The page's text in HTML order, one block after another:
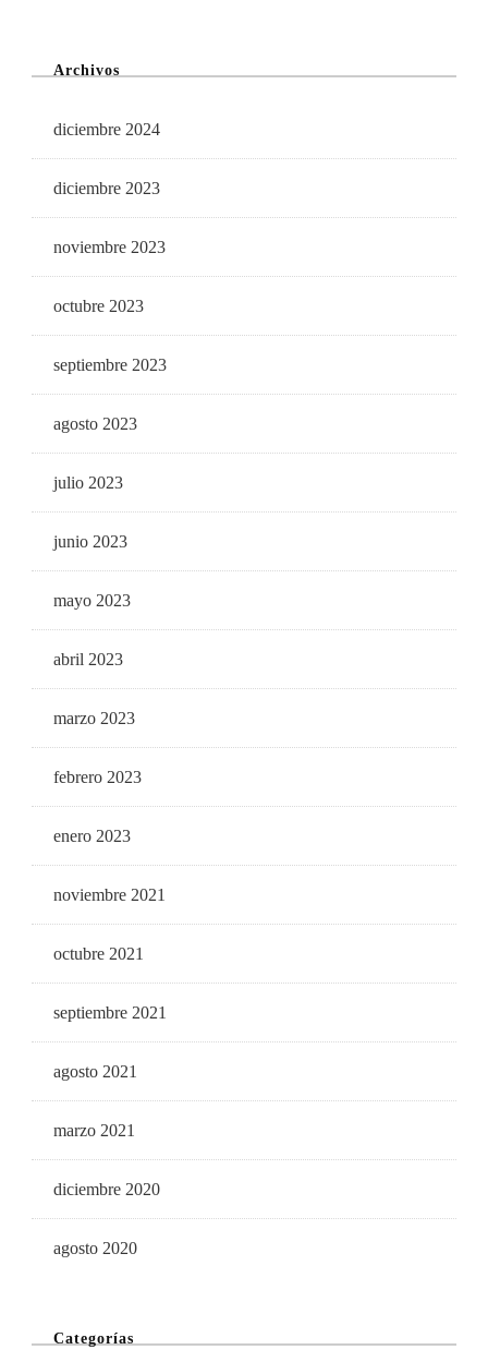
Archivos
diciembre 2024
diciembre 2023
noviembre 2023
octubre 2023
septiembre 2023
agosto 2023
julio 2023
junio 2023
mayo 2023
abril 2023
marzo 2023
febrero 2023
enero 2023
noviembre 2021
octubre 2021
septiembre 2021
agosto 2021
marzo 2021
diciembre 2020
agosto 2020
Categorías